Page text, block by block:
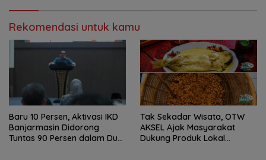
Rekomendasi untuk kamu
Baru 10 Persen, Aktivasi IKD
Banjarmasin Didorong
Tuntas 90 Persen dalam Dua
Tak Sekadar Wisata, OTW
AKSEL Ajak Masyarakat
Dukung Produk Lokal